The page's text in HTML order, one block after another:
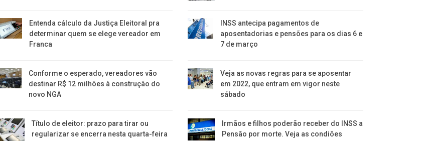
Entenda cálculo da Justiça Eleitoral pra
determinar quem se elege vereador em
Franca
Conforme o esperado, vereadores vão
destinar R$ 12 milhões à construção do
novo NGA
Título de eleitor: prazo para tirar ou
regularizar se encerra nesta quarta-feira
INSS antecipa pagamentos de
aposentadorias e pensões para os dias 6 e
7 de março
Veja as novas regras para se aposentar
em 2022, que entram em vigor neste
sábado
Irmãos e filhos poderão receber do INSS a
Pensão por morte. Veja as condiões